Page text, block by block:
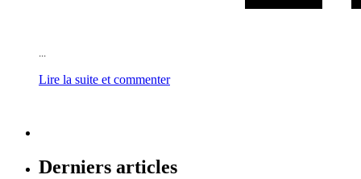
Lire la suite et commenter
Derniers articles